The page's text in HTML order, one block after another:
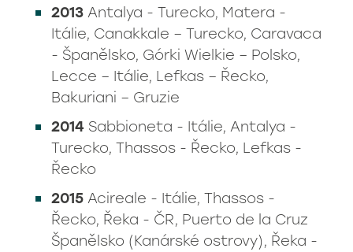
2013 Antalya - Turecko, Matera -
Itálie, Canakkale – Turecko, Caravaca
- Španělsko, Górki Wielkie – Polsko,
Lecce – Itálie, Lefkas – Řecko,
Bakuriani – Gruzie
2014 Sabbioneta - Itálie, Antalya -
Turecko, Thassos - Řecko, Lefkas -
Řecko
2015 Acireale - Itálie, Thassos -
Řecko, Řeka - ČR, Puerto de la Cruz
Španělsko (Kanárské ostrovy), Řeka -